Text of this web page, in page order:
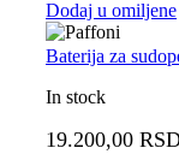
Dodaj u omiljene
Baterija za
In stock
19.200,00